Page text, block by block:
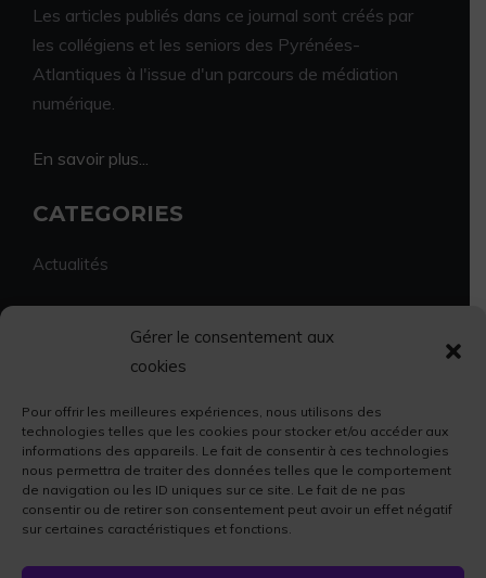
Gérer le consentement aux
cookies
Pour offrir les meilleures expériences, nous utilisons des
technologies telles que les cookies pour stocker et/ou accéder aux
informations des appareils. Le fait de consentir à ces technologies
nous permettra de traiter des données telles que le comportement
de navigation ou les ID uniques sur ce site. Le fait de ne pas
consentir ou de retirer son consentement peut avoir un effet négatif
sur certaines caractéristiques et fonctions.
Les articles publiés dans ce journal sont créés par
les collégiens et les seniors des Pyrénées-
Atlantiques à l'issue d'un parcours de médiation
numérique.
En savoir plus...
CATEGORIES
Actualités
Economie et vie locale
Sport et culture
Faits divers